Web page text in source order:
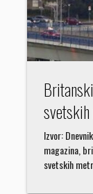
Izvor:
magazina,
svetskih